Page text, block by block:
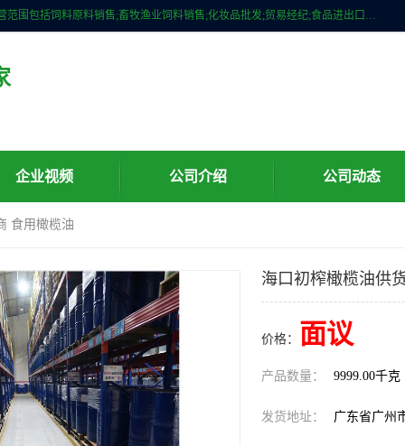
广州维圣橄榄油有限公司成立于2013年，注册地位于广州市白云区。经营范围包括饲料原料销售;畜牧渔业饲料销售;化妆品批发;贸易经纪;食品进出口等，主要产品有：橄榄果渣油，橄榄油，纯橄榄油等。
企业视频 公司介绍 公司动态
食用橄榄油
海口初榨橄榄油供
价格： 面议
产品数量： 9999.00千克
发货地址： 广东省广州